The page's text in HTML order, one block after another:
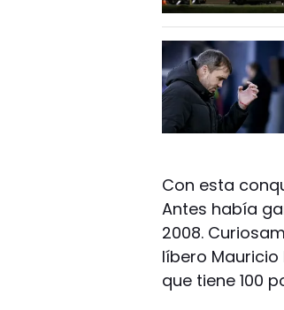
Con esta
Antes había
2008.
líbero
que tiene 100